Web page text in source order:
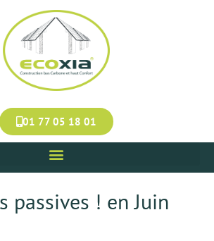
01 77 05 18 01
passives ! en Juin
des cookies